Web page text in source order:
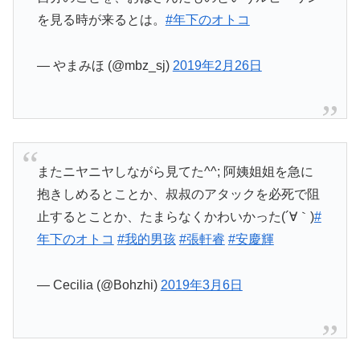
を見る時が来るとは。 #年下のオトコ
— やまみほ (@mbz_sj) 2019年2月26日
またニヤニヤしながら見てた^^; 阿姨姐姐を急に
抱きしめるとことか、叔叔のアタックを必死で阻
止するとことか、たまらなくかわいかった(´∀｀)#
年下のオトコ #我的男孩 #張軒睿 #安慶輝
— Cecilia (@Bohzhi) 2019年3月6日